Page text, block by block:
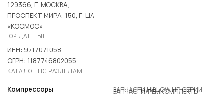
129366, Г. МОСКВА,
ПРОСПЕКТ МИРА, 150, Г-ЦА
«КОСМОС»
ЮР.ДАННЫЕ
ИНН: 9717071058
ОГРН: 1187746802055
КАТАЛОГ ПО РАЗДЕЛАМ
Компрессоры ЗАПЧАСТИ HIBLOW HP СЕРИИ
ЗАПЧАСТИ/РЕМКОМПЛЕКТЫ